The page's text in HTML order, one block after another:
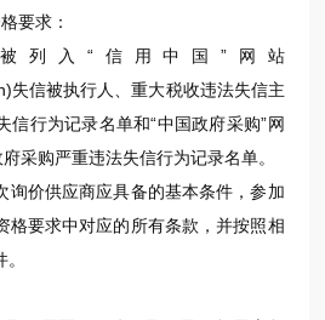
要求：
列入“信用中国”网站
失信被执行人、重大税收违法失信主
信行为记录名单和“中国政府采购”网
采购严重违法失信行为记录名单。
询价供应商应具备的基本条件，参加
格要求中对应的所有条款，并按照相